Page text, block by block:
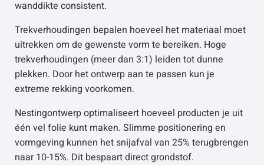
wanddikte consistent.
Trekverhoudingen bepalen hoeveel het materiaal moet
uitrekken om de gewenste vorm te bereiken. Hoge
trekverhoudingen (meer dan 3:1) leiden tot dunne
plekken. Door het ontwerp aan te passen kun je
extreme rekking voorkomen.
Nestingontwerp optimaliseert hoeveel producten je uit
één vel folie kunt maken. Slimme positionering en
vormgeving kunnen het snijafval van 25% terugbrengen
naar 10-15%. Dit bespaart direct grondstof.